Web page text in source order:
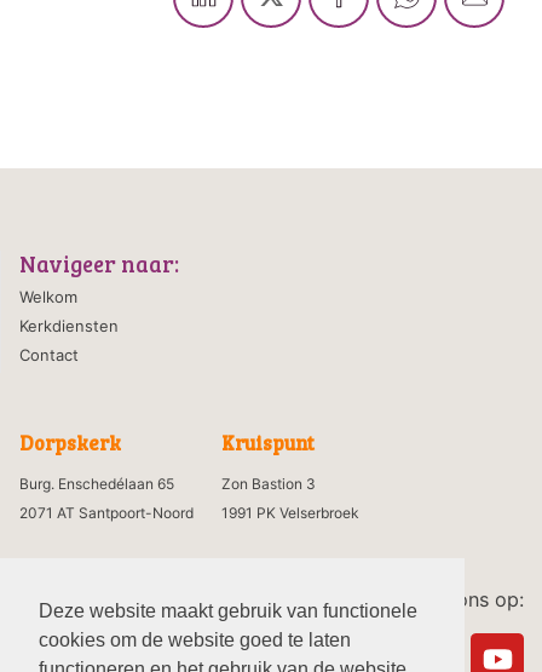
Deze website maakt gebruik van functionele
cookies om de website goed te laten
Navigeer naar:
Welkom
Kerkdiensten
Contact
Dorpskerk Kruispunt
Burg. Enschedélaan 65
2071 AT Santpoort-Noord
Zon Bastion 3
1991 PK Velserbroek
Volg ons op: